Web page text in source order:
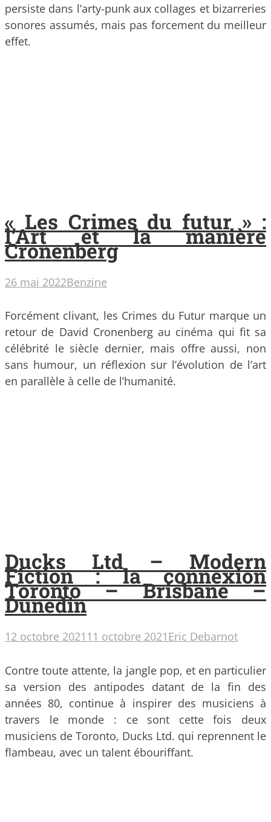
persiste dans l’arty-punk aux collages et bizarreries
sonores assumés, mais pas forcement du meilleur
effet.
« Les Crimes du futur » :
l’Art et la manière
Cronenberg
26 mai 2022Benzine
Forcément clivant, les Crimes du Futur marque un
retour de David Cronenberg au cinéma qui fit sa
célébrité le siècle dernier, mais offre aussi, non
sans humour, un réflexion sur l’évolution de l’art
en parallèle à celle de l’humanité.
Ducks Ltd – Modern
Fiction : la connexion
Toronto – Brisbane –
Dunedin
12 octobre 2021 11 octobre 2021 Eric Debarnot
Contre toute attente, la jangle pop, et en particulier
sa version des antipodes datant de la fin des
années 80, continue à inspirer des musiciens à
travers le monde : ce sont cette fois deux
musiciens de Toronto, Ducks Ltd. qui reprennent le
flambeau, avec un talent ébouriffant.